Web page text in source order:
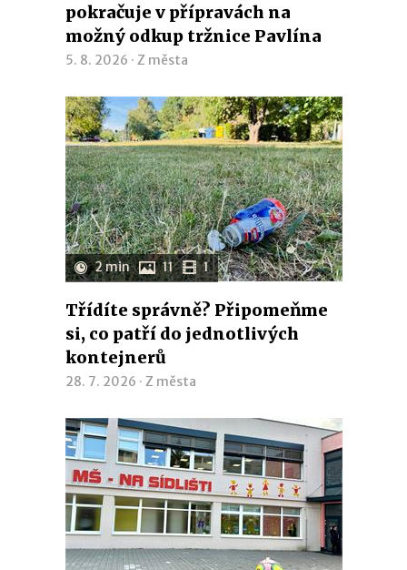
pokračuje v přípravách na
možný odkup tržnice Pavlína
5. 8. 2026 · Z města
2 min 11 1
Třídíte správně? Připomeňme
si, co patří do jednotlivých
kontejnerů
28. 7. 2026 · Z města